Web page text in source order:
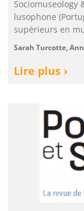
Sociomuseology
lusophone
supérieurs en
Sarah Turcotte,
Lire plus ›